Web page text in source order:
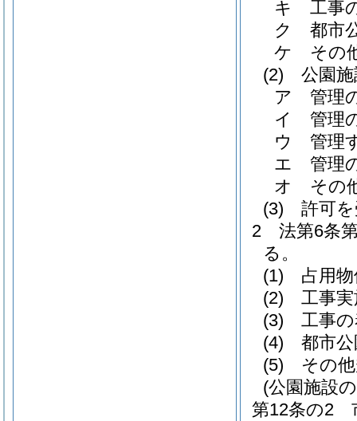
キ
工事
ク
都市
ケ
その
(2)
公園
ア
管理
イ
管理
ウ
管理
エ
管理
オ
その
(3)
許可
2
法第6条
る。
(1)
占用
(2)
工事
(3)
工事
(4)
都市
(5)
その
(公園施設
第12条の2